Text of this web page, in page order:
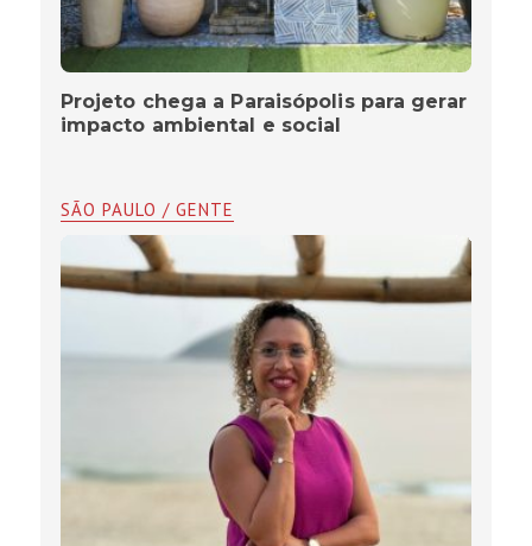
Projeto chega a Paraisópolis para gerar
impacto ambiental e social
SÃO PAULO / GENTE